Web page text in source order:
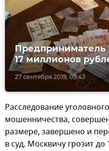
27 сентября 2019, 09:43
Предприниматель
17 миллионов
Расследование
мошенничества,
размере, завершено и
в суд. Москвичу грозит